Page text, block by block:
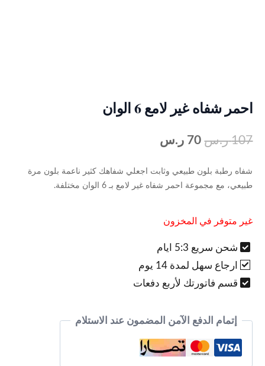
احمر شفاه غير لامع 6 الوان
107 ر.س 70 ر.س
شفاه رطبة بلون طبيعي وثابت اجعلي شفاهك كثير ناعمة بلون مرة
طبيعي، مع مجموعة احمر شفاه غير لامع بـ 6 الوان مختلفة.
غير متوفر في المخزون
شحن سريع 5:3 ايام
ارجاع سهل لمدة 14 يوم
قسم فاتورتك لأربع دفعات
إتمام الدفع الآمن المضمون عند الاستلام